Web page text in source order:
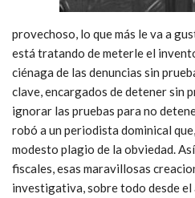
provechoso, lo que más le va a
está tratando de meterle el
ciénaga de las denuncias sin
clave, encargados de detener sin
ignorar las pruebas para no
robó a un periodista dominical
modesto plagio de la obviedad.
fiscales, esas maravillosas
investigativa, sobre todo desde